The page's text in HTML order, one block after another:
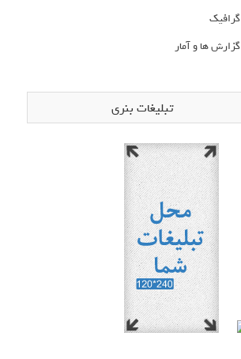
گرافیک
گزارش ها و آمار
تبلیغات بنری